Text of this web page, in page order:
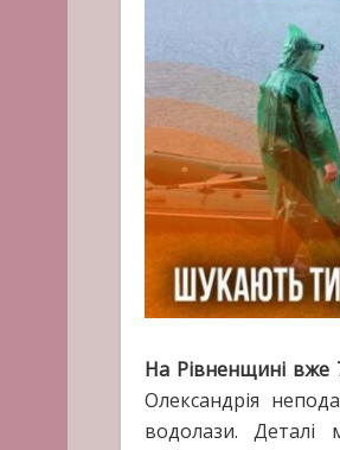
На Рівненщині вже
Олександрія
водолази. Деталі